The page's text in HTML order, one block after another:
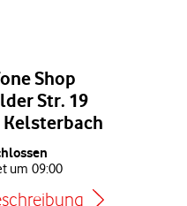
Shop
Str. 19
Kelsterbach
um 09:00